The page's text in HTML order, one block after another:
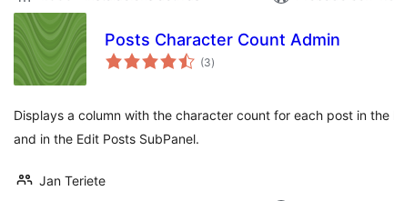
Posts Character Count Admin
(3valoracións
totais
)
Displays a column with the character count for each post in the
and in the Edit Posts SubPanel.
Jan Teriete